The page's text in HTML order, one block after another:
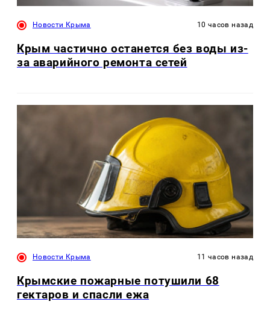
Новости Крыма 10 часов назад
Крым частично останется без воды из-
за аварийного ремонта сетей
Новости Крыма 11 часов назад
Крымские пожарные потушили 68
гектаров и спасли ежа